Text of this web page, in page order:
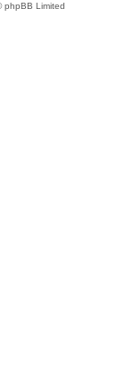
phpBB Limited